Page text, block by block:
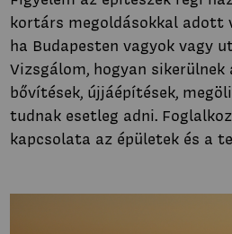
kortárs megoldásokkal adott
ha Budapesten vagyok vagy
Vizsgálom, hogyan sikerülnek
bővítések, újjáépítések,
tudnak esetleg adni.
kapcsolata az épületek és a